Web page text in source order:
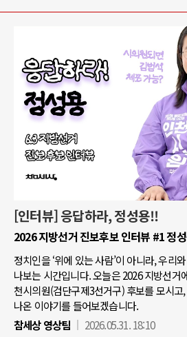
[인터뷰] 응답하라, 정성용!!
2026 지방선거 진보후보 인터뷰 #1 정
정치인을 ‘위에 있는 사람’이 아니라, 우리
나보는 시간입니다. 오늘은 2026 지방선거
천시의원(검단구제3선거구) 후보를 모시
나온 이야기를 들어보겠습니다.
참세상 영상팀
2026.05.31. 18:10